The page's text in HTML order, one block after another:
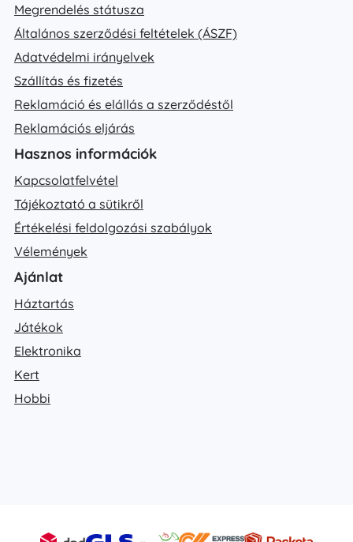
Megrendelés státusza
Általános szerződési feltételek (ÁSZF)
Adatvédelmi irányelvek
Szállítás és fizetés
Reklamáció és elállás a szerződéstől
Reklamációs eljárás
Hasznos információk
Kapcsolatfelvétel
Tájékoztató a sütikről
Értékelési feldolgozási szabályok
Vélemények
Ajánlat
Háztartás
Játékok
Elektronika
Kert
Hobbi